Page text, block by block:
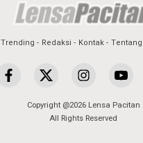
Trending Redaksi Kontak
Copyright @2026 Lensa Pacitan
All Rights Reserved